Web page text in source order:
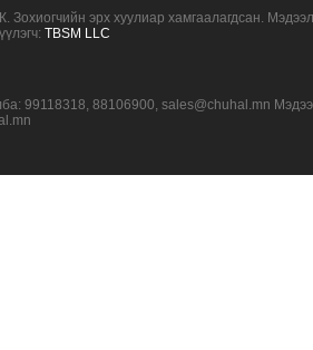
Зохиогчийн эрх хуулиар хамгаалагдсан.
TBSM LLC
99118318, 88106900, sales@chuhal.mn